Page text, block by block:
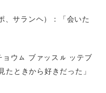
、サランヘ）：「会いた
ョウㇺ ブァッスㇽ ッテブ
たときから好きだった」